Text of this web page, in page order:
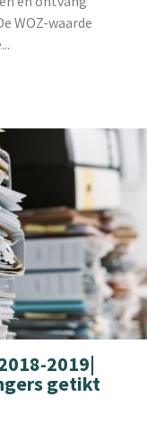
WOZ-waarde
2019|
getikt